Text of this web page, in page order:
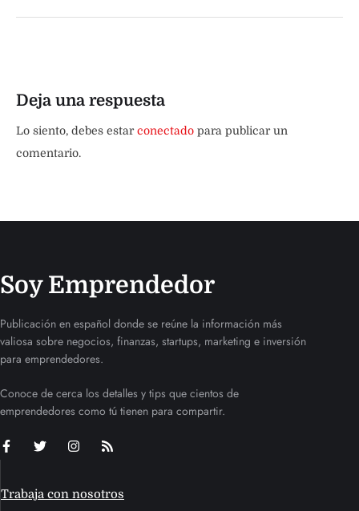
Deja una respuesta
Lo siento, debes estarconectado para publicar un
comentario.
Soy Emprendedor
Publicación en español donde se reúne la información más
valiosa sobre negocios, finanzas, startups, marketing e inversión
para emprendedores.
Conoce de cerca los detalles y tips que cientos de
emprendedores como tú tienen para compartir.
Trabaja con nosotros